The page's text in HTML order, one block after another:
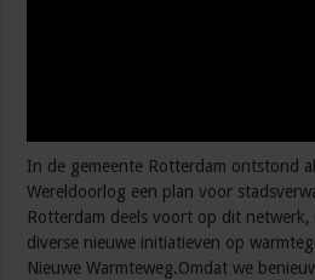
In de gemeente Rotterdam ontstond
Wereldoorlog een plan voor
Rotterdam deels voort op dit
diverse nieuwe initiatieven op
Nieuwe Warmteweg.Omdat we